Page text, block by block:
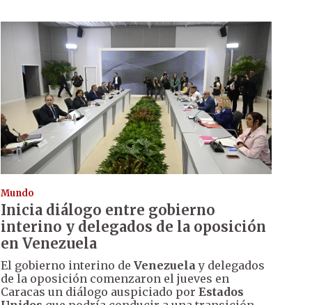
Mundo
Inicia diálogo entre gobierno
interino y delegados de la oposición
en Venezuela
El gobierno interino de Venezuelay delegados
de la oposición comenzaron el jueves en
Caracas un diálogo auspiciado por Estados